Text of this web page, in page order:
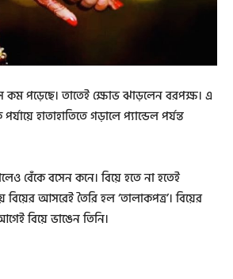
কম পড়েছে। তাতেই ক্ষোভ ঝাড়লেন বরপক্ষ। এ
হাতাহাতিতে গড়ালে প্যান্ডেল পর্যন্ত
বেঁকে বসেন কনে। বিয়ে হতে না হতেই
আসরেই তৈরি হল ‘তালাকপত্র’। বিয়ের
বিয়ে ভাঙেন তিনি।